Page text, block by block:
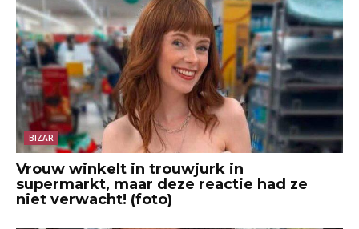
BIZAR
Vrouw winkelt in trouwjurk in
supermarkt, maar deze reactie had ze
niet verwacht! (foto)